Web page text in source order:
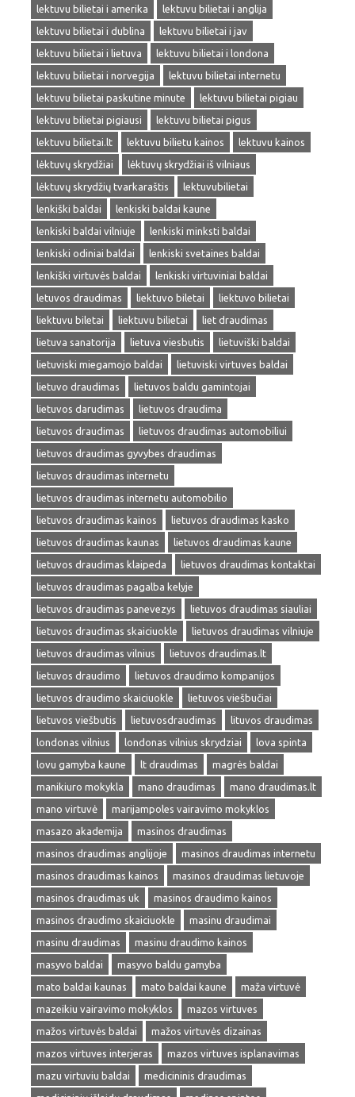
lektuvu bilietai i amerika
lektuvu bilietai i anglija
lektuvu bilietai i dublina
lektuvu bilietai i jav
lektuvu bilietai i lietuva
lektuvu bilietai i londona
lektuvu bilietai i norvegija
lektuvu bilietai internetu
lektuvu bilietai paskutine minute
lektuvu bilietai pigiau
lektuvu bilietai pigiausi
lektuvu bilietai pigus
lektuvu bilietai.lt
lektuvu bilietu kainos
lektuvu kainos
lėktuvų skrydžiai
lėktuvų skrydžiai iš vilniaus
lėktuvų skrydžių tvarkaraštis
lektuvubilietai
lenkiški baldai
lenkiski baldai kaune
lenkiski baldai vilniuje
lenkiski minksti baldai
lenkiski odiniai baldai
lenkiski svetaines baldai
lenkiški virtuvės baldai
lenkiski virtuviniai baldai
letuvos draudimas
liektuvo biletai
liektuvo bilietai
liektuvu biletai
liektuvu bilietai
liet draudimas
lietuva sanatorija
lietuva viesbutis
lietuviški baldai
lietuviski miegamojo baldai
lietuviski virtuves baldai
lietuvo draudimas
lietuvos baldu gamintojai
lietuvos darudimas
lietuvos draudima
lietuvos draudimas
lietuvos draudimas automobiliui
lietuvos draudimas gyvybes draudimas
lietuvos draudimas internetu
lietuvos draudimas internetu automobilio
lietuvos draudimas kainos
lietuvos draudimas kasko
lietuvos draudimas kaunas
lietuvos draudimas kaune
lietuvos draudimas klaipeda
lietuvos draudimas kontaktai
lietuvos draudimas pagalba kelyje
lietuvos draudimas panevezys
lietuvos draudimas siauliai
lietuvos draudimas skaiciuokle
lietuvos draudimas vilniuje
lietuvos draudimas vilnius
lietuvos draudimas.lt
lietuvos draudimo
lietuvos draudimo kompanijos
lietuvos draudimo skaiciuokle
lietuvos viešbučiai
lietuvos viešbutis
lietuvosdraudimas
lituvos draudimas
londonas vilnius
londonas vilnius skrydziai
lova spinta
lovu gamyba kaune
lt draudimas
magrės baldai
manikiuro mokykla
mano draudimas
mano draudimas.lt
mano virtuvė
marijampoles vairavimo mokyklos
masazo akademija
masinos draudimas
masinos draudimas anglijoje
masinos draudimas internetu
masinos draudimas kainos
masinos draudimas lietuvoje
masinos draudimas uk
masinos draudimo kainos
masinos draudimo skaiciuokle
masinu draudimai
masinu draudimas
masinu draudimo kainos
masyvo baldai
masyvo baldu gamyba
mato baldai kaunas
mato baldai kaune
maža virtuvė
mazeikiu vairavimo mokyklos
mazos virtuves
mažos virtuvės baldai
mažos virtuvės dizainas
mazos virtuves interjeras
mazos virtuves isplanavimas
mazu virtuviu baldai
medicininis draudimas